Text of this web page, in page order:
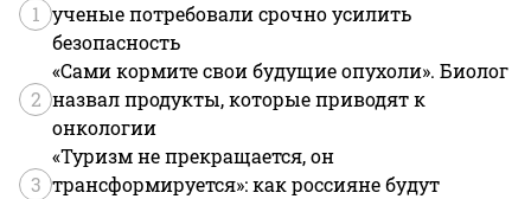
1 ученые потребовали срочно усилить
безопасность
2
«Сами кормите свои будущие опухоли». Биолог
назвал продукты, которые приводят к
онкологии
3
«Туризм не прекращается, он
трансформируется»: как россияне будут